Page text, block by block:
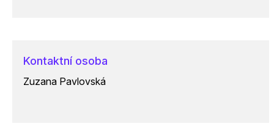
Kontaktní osoba
Zuzana Pavlovská